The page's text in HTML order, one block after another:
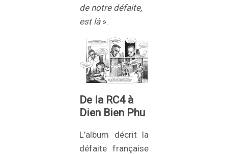
de notre défaite,
est là».
De la RC4 à
Dien Bien Phu
L’album décrit la
défaite française